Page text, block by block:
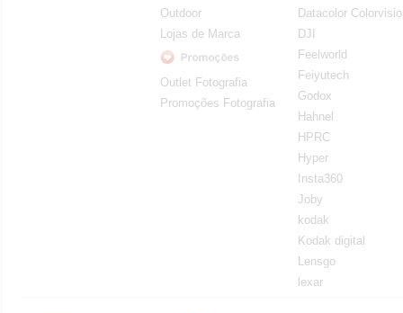
Outdoor
Lojas de Marca
Outlet Fotografia
Promoções Fotografia
Datacolor
DJI
Feelworld
Feiyutech
Godox
Hahnel
HPRC
Hyper
Insta360
Joby
kodak
Kodak digital
Lensgo
lexar